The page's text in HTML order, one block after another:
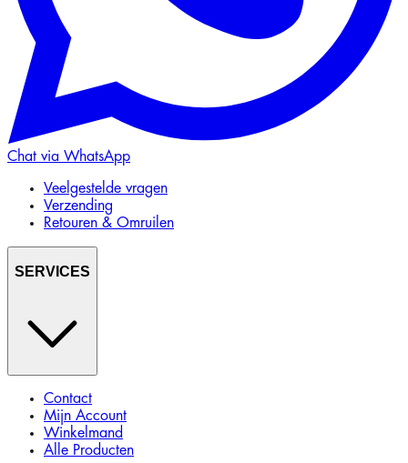
Chat via WhatsApp
Veelgestelde vragen
Verzending
Retouren & Omruilen
SERVICES
Contact
Mijn Account
Winkelmand
Alle Producten